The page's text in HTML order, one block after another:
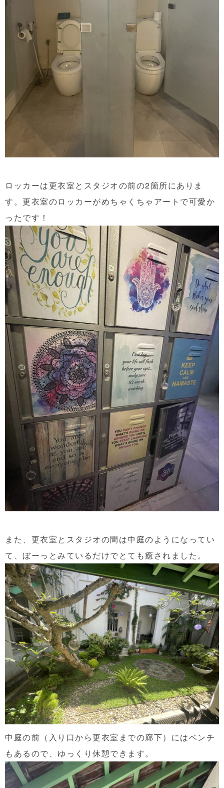
ロッカーは更衣室とスタジオの前の2箇所にありま
す。更衣室のロッカーがめちゃくちゃアートで可愛か
ったです！
また、更衣室とスタジオの間は中庭のようになってい
て、ぼーっとみているだけでとても癒されました。
中庭の前（入り口から更衣室までの廊下）にはベンチ
もあるので、ゆっくり休憩できます。